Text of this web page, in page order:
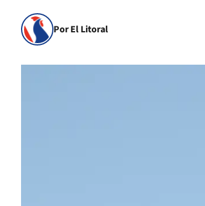
Por El Litoral